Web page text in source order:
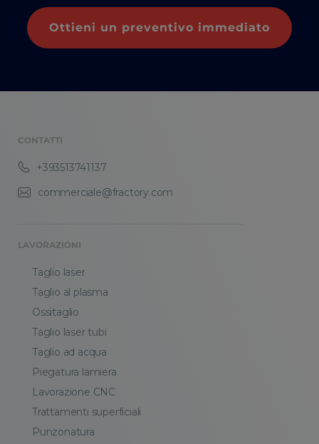
Ottieni un preventivo immediato
CONTATTI
+393513741137
commerciale@fractory.com
LAVORAZIONI
Taglio laser
Taglio al plasma
Ossitaglio
Taglio laser tubi
Taglio ad acqua
Piegatura lamiera
Lavorazione CNC
Trattamenti superficiali
Punzonatura